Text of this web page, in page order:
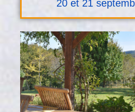
20 et 21